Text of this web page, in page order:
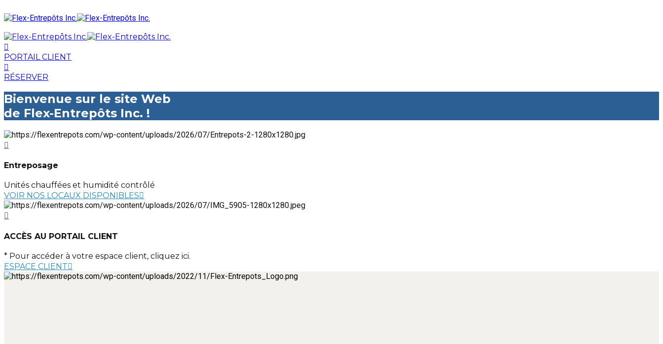
PORTAIL CLIENT
RÉSERVER
Bienvenue sur le site Web
de Flex-Entrepôts Inc. !
Entreposage
Unités chauffées et humidité contrôlé
VOIR NOS LOCAUX DISPONIBLES
ACCÈS AU PORTAIL CLIENT
* Pour accéder à votre espace client, cliquez ici.
ESPACE CLIENT